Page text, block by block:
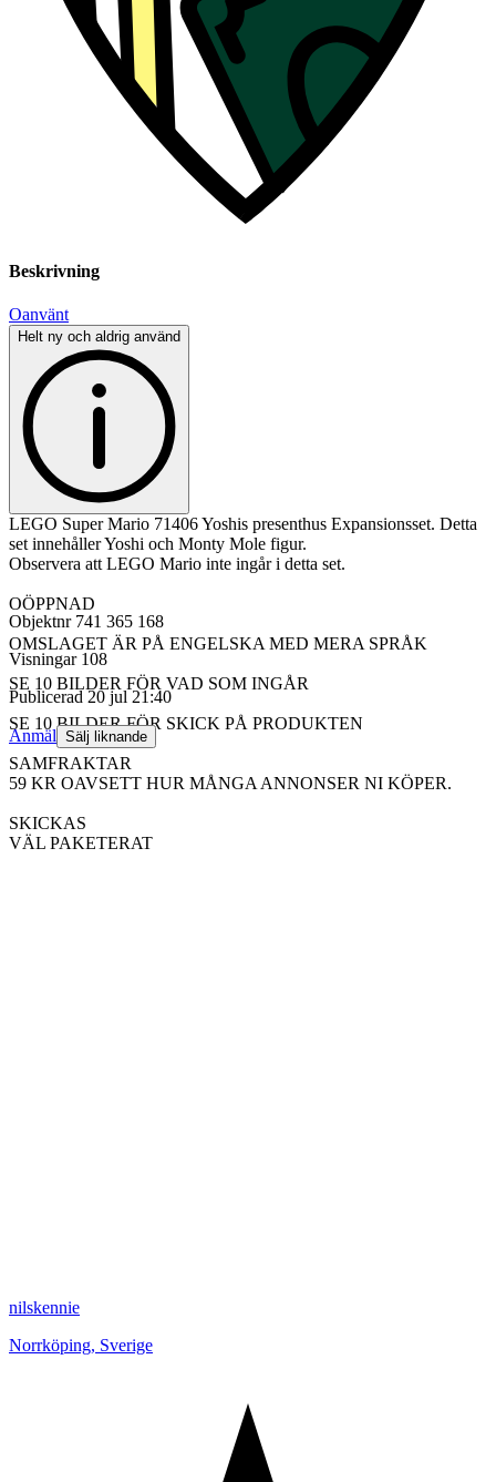
Beskrivning
Oanvänt
Helt ny och aldrig använd
LEGO Super Mario 71406 Yoshis presenthus Expansionsset. Detta
set innehåller Yoshi och Monty Mole figur.
Observera att LEGO Mario inte ingår i detta set.
OÖPPNAD
OMSLAGET ÄR PÅ ENGELSKA MED MERA SPRÅK
SE 10 BILDER FÖR VAD SOM INGÅR
SE 10 BILDER FÖR SKICK PÅ PRODUKTEN
SAMFRAKTAR
59 KR OAVSETT HUR MÅNGA ANNONSER NI KÖPER.
SKICKAS
VÄL PAKETERAT
Objektnr 741 365 168
Visningar 108
Publicerad 20 jul 21:40
Anmäl Sälj liknande
nilskennie
Norrköping, Sverige